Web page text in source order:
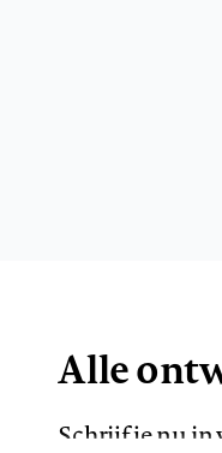
Alle
Schrijf je nu in